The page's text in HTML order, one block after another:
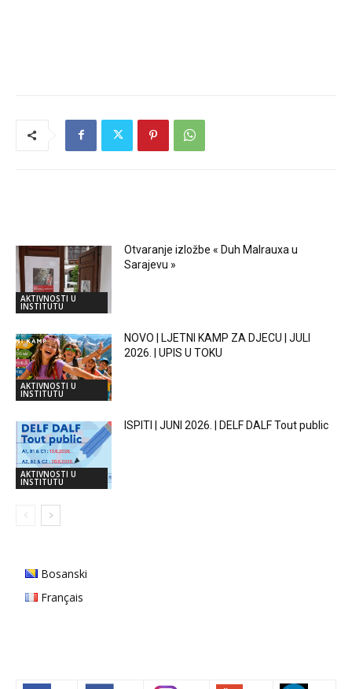
AKTIVNOSTI U
INSTITUTU
Otvaranje izložbe « Duh Malrauxa u
Sarajevu »
AKTIVNOSTI U
INSTITUTU
NOVO | LJETNI KAMP ZA DJECU | JULI
2026. | UPIS U TOKU
AKTIVNOSTI U
INSTITUTU
ISPITI | JUNI 2026. | DELF DALF Tout public
Bosanski
Français